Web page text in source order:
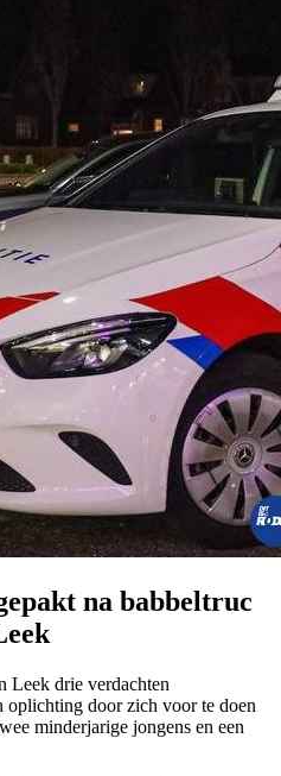
na babbeltruc
Leek drie verdachten
oplichting door zich voor te doen
minderjarige jongens en een